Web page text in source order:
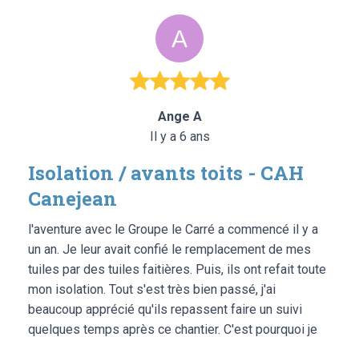
Ange A
Il y a 6 ans
Isolation / avants toits - CAH
Canejean
l'aventure avec le Groupe le Carré a commencé il y a
un an. Je leur avait confié le remplacement de mes
tuiles par des tuiles faitières. Puis, ils ont refait toute
mon isolation. Tout s'est très bien passé, j'ai
beaucoup apprécié qu'ils repassent faire un suivi
quelques temps après ce chantier. C'est pourquoi je